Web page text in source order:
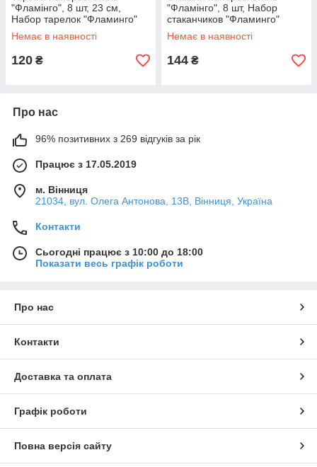
"Фламінго", 8 шт, 23 см,
Набор тарелок "Фламинго"
3502-0171
Немає в наявності
120 ₴
"Фламінго", 8 шт, Набор
стаканчиков "Фламинго"
3502-0173
Немає в наявності
144 ₴
Про нас
96% позитивних з 269 відгуків за рік
Працює з 17.05.2019
м. Вінниця
21034, вул. Олега Антонова, 13В, Вінниця, Україна
Контакти
Сьогодні працює з 10:00 до 18:00
Показати весь графік роботи
Про нас
Контакти
Доставка та оплата
Графік роботи
Повна версія сайту